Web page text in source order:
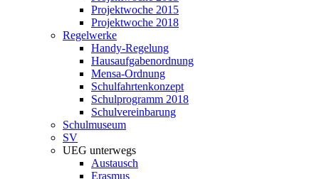
Projektwoche 2015
Projektwoche 2018
Regelwerke
Handy-Regelung
Hausaufgabenordnung
Mensa-Ordnung
Schulfahrtenkonzept
Schulprogramm 2018
Schulvereinbarung
Schulmuseum
SV
UEG unterwegs
Austausch
Erasmus